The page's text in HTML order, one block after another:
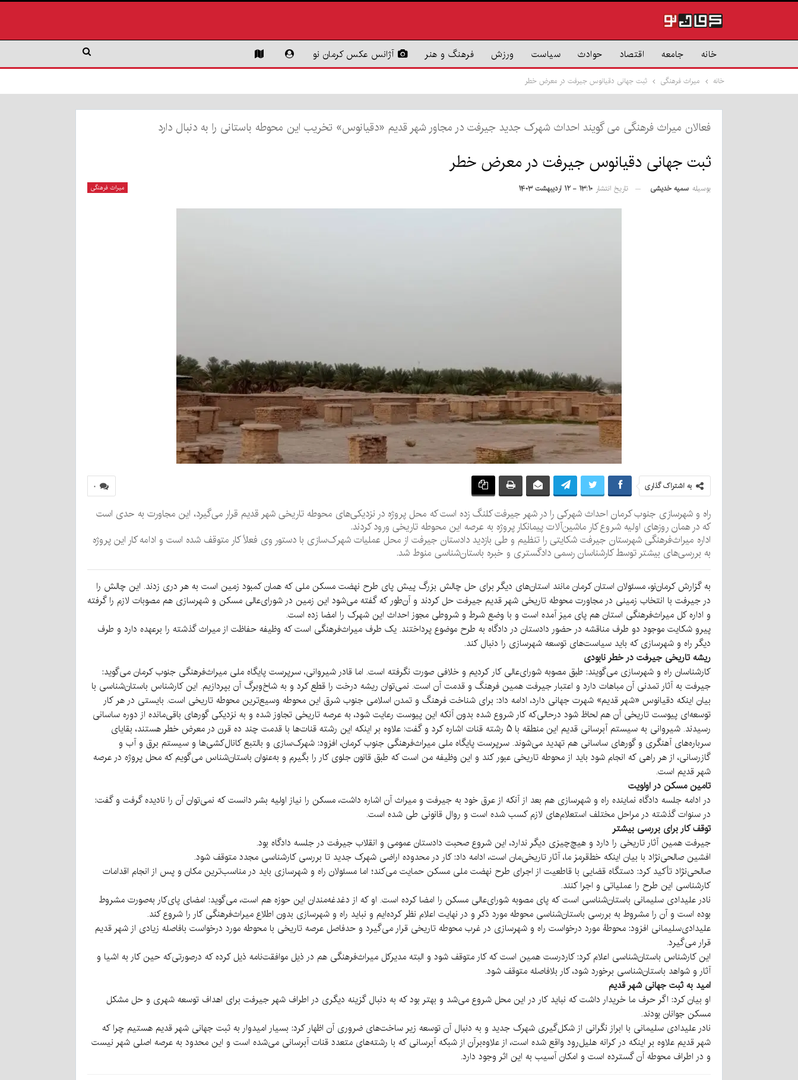
خانه جامعه اقتصاد حوادث سیاست ورزش فرهنگ و هنر آژانس عکس کرمان نو
خانه میراث فرهنگی ثبت جهانی دقیانوس جیرفت در معرض خطر
فعالان میراث فرهنگی می گویند احداث شهرک جدید جیرفت در مجاور شهر قدیم «دقیانوس» تخریب این محوطه باستانی را به دنبال دارد
ثبت جهانی دقیانوس جیرفت در معرض خطر
میراث فرهنگی بوسیله سمیه خدیشی تاریخ انتشار ۱۳:۱۰ - ۱۲ اردیبهشت ۱۴۰۳
۰ به اشتراک گذاری
راه و شهرسازی جنوب کرمان احداث شهرکی را در شهر جیرفت کلنگ زده است که محل پروژه در نزدیکی‌های محوطه تاریخی شهر قدیم قرار می‌گیرد، این مجاورت به حدی است
که در همان روزهای اولیه شروع کار ماشین‌آلات پیمانکار پروژه به عرصه این محوطه تاریخی ورود کردند.
اداره میراث‌فرهنگی شهرستان جیرفت شکایتی را تنظیم و طی بازدید دادستان جیرفت از محل عملیات شهرک‌سازی با دستور وی فعلاً کار متوقف شده است و ادامه کار این پروژه
به بررسی‌های بیشتر توسط کارشناسان رسمی دادگستری و خبره باستان‌شناسی منوط شد.
به گزارش کرمان‌نو، مسئولان استان کرمان مانند استان‌های دیگر برای حل چالش بزرگ پیش پای طرح نهضت مسکن ملی که همان کمبود زمین است به هر دری زدند. این چالش را
در جیرفت با انتخاب زمینی در مجاورت محوطه تاریخی شهر قدیم جیرفت حل کردند و آن‌طور که گفته می‌شود این زمین در شورای‌عالی مسکن و شهرسازی هم مصوبات لازم را گرفته
و اداره کل میراث‌فرهنگی استان هم پای میز آمده است و با وضع شرط و شروطی مجوز احداث این شهرک را امضا زده است.
پیرو شکایت موجود دو طرف مناقشه در حضور دادستان در دادگاه به طرح موضوع پرداختند. یک طرف میراث‌فرهنگی است که وظیفه حفاظت از میراث گذشته را برعهده دارد و طرف
دیگر راه و شهرسازی که باید سیاست‌های توسعه شهرسازی را دنبال کند.
ریشه تاریخی جیرفت در خطر نابودی
کارشناسان راه و شهرسازی می‌گویند: طبق مصوبه شورای‌عالی کار کردیم و خلافی صورت نگرفته است. اما قادر شیروانی، سرپرست پایگاه ملی میراث‌فرهنگی جنوب کرمان می‌گوید:
جیرفت به آثار تمدنی آن مباهات دارد و اعتبار جیرفت همین فرهنگ و قدمت آن است. نمی‌توان ریشه درخت را قطع کرد و به شاخ‌وبرگ آن بپردازیم. این کارشناس باستان‌شناسی با
بیان اینکه دقیانوس «شهر قدیم» شهرت جهانی دارد، ادامه داد: برای شناخت فرهنگ و تمدن اسلامی جنوب شرق این محوطه وسیع‌ترین محوطه تاریخی است. بایستی در هر کار
توسعه‌ای پیوست تاریخی آن هم لحاظ شود درحالی‌که کار شروع شده بدون آنکه این پیوست رعایت شود، به عرصه تاریخی تجاوز شده و به نزدیکی گورهای باقی‌مانده از دوره ساسانی
رسیدند. شیروانی به سیستم آبرسانی قدیم این منطقه با ۵ رشته قنات اشاره کرد و گفت: علاوه بر اینکه این رشته قنات‌ها با قدمت چند ده قرن در معرض خطر هستند، بقایای
سرباره‌های آهنگری و گورهای ساسانی هم تهدید می‌شوند. سرپرست پایگاه ملی میراث‌فرهنگی جنوب کرمان، افزود: شهرک‌سازی و بالتبع کانال‌کشی‌ها و سیستم برق و آب و
گازرسانی، از هر راهی که انجام شود باید از محوطه تاریخی عبور کند و این وظیفه من است که طبق قانون جلوی کار را بگیرم و به‌عنوان باستان‌شناس می‌گویم که محل پروژه در عرصه
شهر قدیم است.
تامین مسکن در اولویت
در ادامه جلسه دادگاه نماینده راه و شهرسازی هم بعد از آنکه از عرق خود به جیرفت و میراث آن اشاره داشت، مسکن را نیاز اولیه بشر دانست که نمی‌توان آن را نادیده گرفت و گفت:
در سنوات گذشته در مراحل مختلف استعلام‌های لازم کسب شده است و روال قانونی طی شده است.
توقف کار برای بررسی بیشتر
جیرفت همین آثار تاریخی را دارد و هیچ‌چیزی دیگر ندارد، این شروع صحبت دادستان عمومی و انقلاب جیرفت در جلسه دادگاه بود.
افشین صالحی‌نژاد با بیان اینکه خط‌قرمز ما، آثار تاریخی‌مان است، ادامه داد: کار در محدوده اراضی شهرک جدید تا بررسی کارشناسی مجدد متوقف شود.
صالحی‌نژاد تأکید کرد: دستگاه قضایی با قاطعیت از اجرای طرح نهضت ملی مسکن حمایت می‌کند؛ اما مسئولان راه و شهرسازی باید در مناسب‌ترین مکان و پس از انجام اقدامات
کارشناسی این طرح را عملیاتی و اجرا کنند.
نادر علیدادی سلیمانی باستان‌شناسی است که پای مصوبه شورای‌عالی مسکن را امضا کرده است. او که از دغدغه‌مندان این حوزه هم است، می‌گوید: امضای پای‌کار به‌صورت مشروط
بوده است و آن را مشروط به بررسی باستان‌شناسی محوطه مورد ذکر و در نهایت اعلام نظر کرده‌ایم و نباید راه و شهرسازی بدون اطلاع میراث‌فرهنگی کار را شروع کند.
علیدادی‌سلیمانی افزود: محوطهٔ مورد درخواست راه و شهرسازی در غرب محوطه تاریخی قرار می‌گیرد و حدفاصل عرصه تاریخی با محوطه مورد درخواست بافاصله زیادی از شهر قدیم
قرار می‌گیرد.
این کارشناس باستان‌شناسی اعلام کرد: کاردرست همین است که کار متوقف شود و البته مدیرکل میراث‌فرهنگی هم در ذیل موافقت‌نامه ذیل کرده که درصورتی‌که حین کار به اشیا و
آثار و شواهد باستان‌شناسی برخورد شود، کار بلافاصله متوقف شود.
امید به ثبت جهانی شهر قدیم
او بیان کرد: اگر حرف ما خریدار داشت که نباید کار در این محل شروع می‌شد و بهتر بود که به دنبال گزینه دیگری در اطراف شهر جیرفت برای اهداف توسعه شهری و حل مشکل
مسکن جوانان بودند.
نادر علیدادی سلیمانی با ابراز نگرانی از شکل‌گیری شهرک جدید و به دنبال آن توسعه زیر ساخت‌های ضروری آن اظهار کرد: بسیار امیدوار به ثبت جهانی شهر قدیم هستیم چرا که
شهر قدیم علاوه بر اینکه در کرانه هلیل‌رود واقع شده است، از علاوه‌برآن از شبکه آبرسانی که با رشته‌های متعدد قنات آبرسانی می‌شده است و این محدود به عرصه اصلی شهر نیست
و در اطراف محوطه آن گسترده است و امکان آسیب به این اثر وجود دارد.